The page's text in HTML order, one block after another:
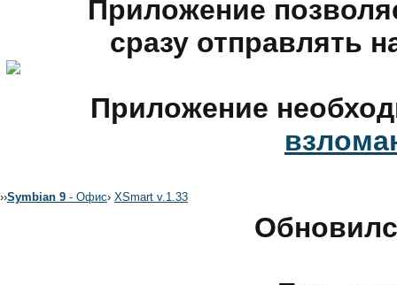
Приложение
сразу отправлять
Приложение
››Symbian 9 - Офис› XSmart v.1.33